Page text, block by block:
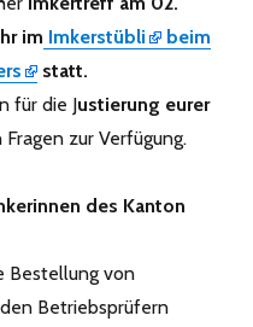
im Imkerstübli
beim
statt.
für die Justierung eurer
zur Verfügung.
des Kanton
Bestellung von
Betriebsprüfern